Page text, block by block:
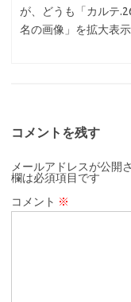
が、どうも「カルテ
名の画像」を拡大表
コメントを残す
メールアドレスが公開
欄は必須項目です
コメント ※